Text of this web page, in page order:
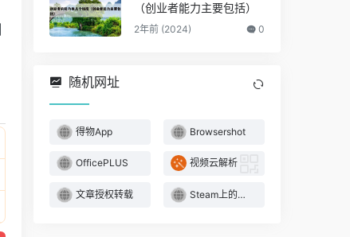
（创业者能力主要包括）
2年前 (2024) 0
随机网址
得物App Browsershot
OfficePLUS 视频云解析
文章授权转载 Steam上的中文Galgame丨SteamGalgame